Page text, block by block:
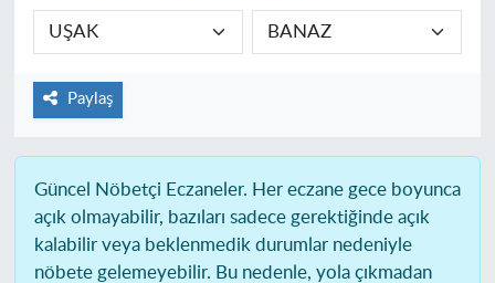
Paylaş
Güncel Nöbetçi Eczaneler. Her eczane gece boyunca
açık olmayabilir, bazıları sadece gerektiğinde açık
kalabilir veya beklenmedik durumlar nedeniyle
nöbete gelemeyebilir. Bu nedenle, yola çıkmadan